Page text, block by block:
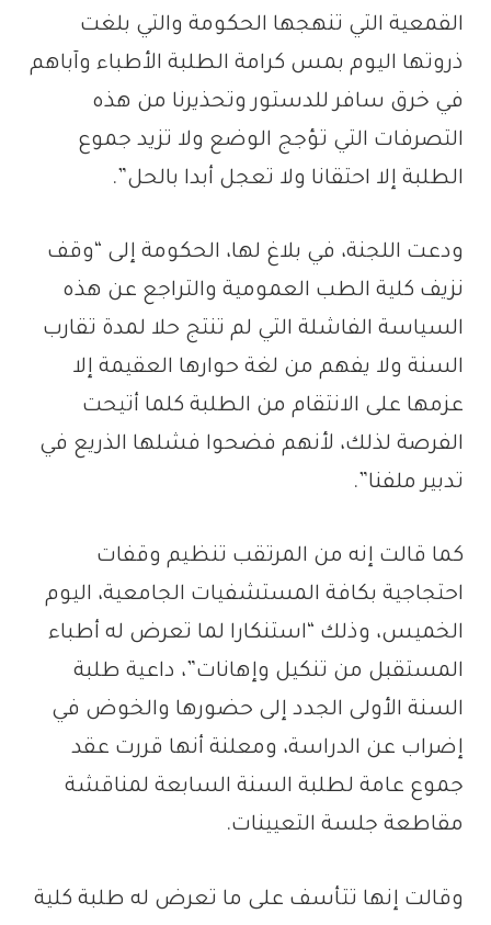
القمعية التي تنهجها الحكومة والتي بلغت
ذروتها اليوم بمس كرامة الطلبة الأطباء وآباهم
في خرق سافر للدستور وتحذيرنا من هذه
التصرفات التي تؤجج الوضع ولا تزيد جموع
الطلبة إلا احتقانا ولا تعجل أبدا بالحل”.
ودعت اللجنة، في بلاغ لها، الحكومة إلى “وقف
نزيف كلية الطب العمومية والتراجع عن هذه
السياسة الفاشلة التي لم تنتج حلا لمدة تقارب
السنة ولا يفهم من لغة حوارها العقيمة إلا
عزمها على الانتقام من الطلبة كلما أتيحت
الفرصة لذلك، لأنهم فضحوا فشلها الذريع في
تدبير ملفنا”.
كما قالت إنه من المرتقب تنظيم وقفات
احتجاجية بكافة المستشفيات الجامعية، اليوم
الخميس، وذلك “استنكارا لما تعرض له أطباء
المستقبل من تنكيل وإهانات”، داعية طلبة
السنة الأولى الجدد إلى حضورها والخوض في
إضراب عن الدراسة، ومعلنة أنها قررت عقد
جموع عامة لطلبة السنة السابعة لمناقشة
مقاطعة جلسة التعيينات.
وقالت إنها تتأسف على ما تعرض له طلبة كلية